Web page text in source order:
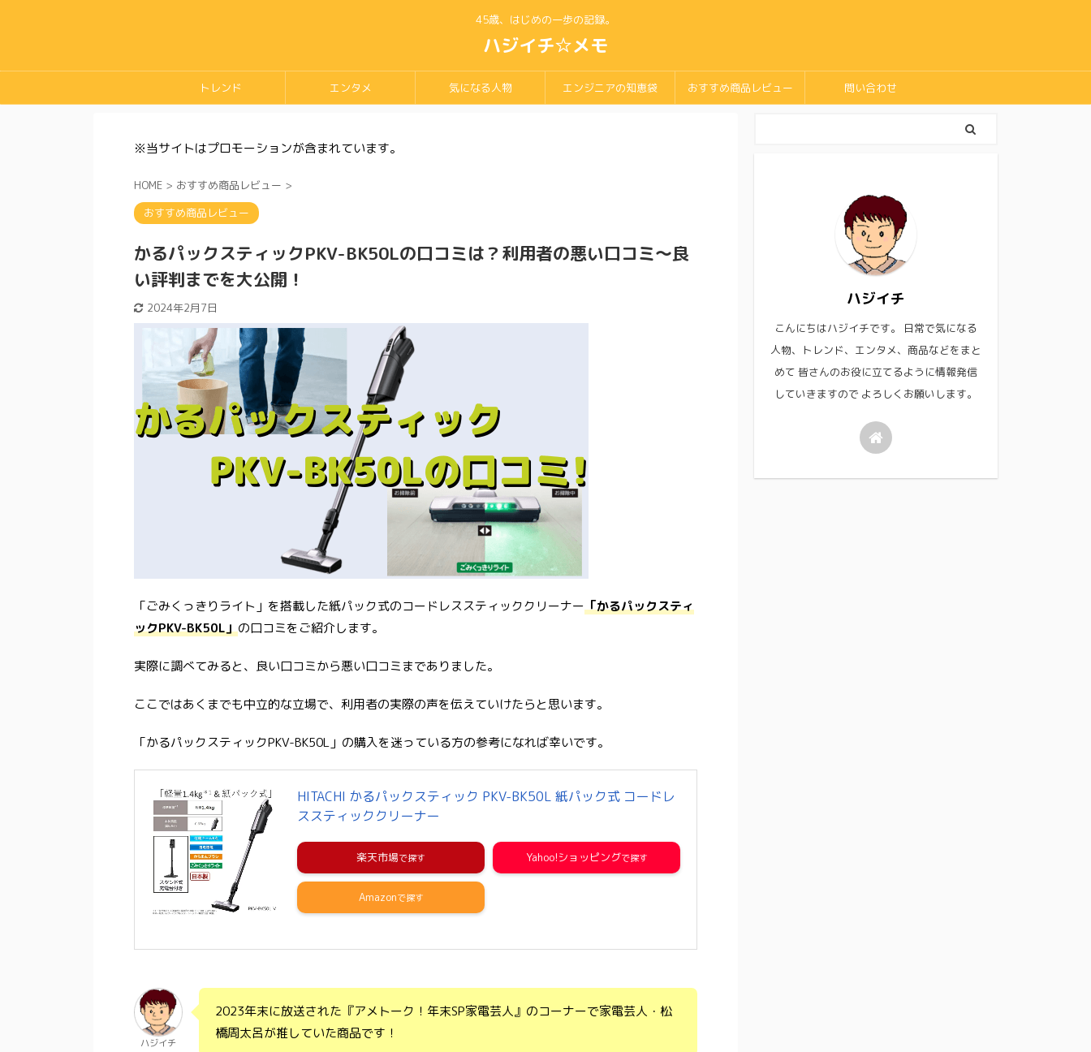
45歳、はじめの一歩の記録。
ハジイチ☆メモ
トレンド エンタメ 気になる人物 エンジニアの知恵袋 おすすめ商品レビュー 問い合わせ
※当サイトはプロモーションが含まれています。
HOME > おすすめ商品レビュー >
おすすめ商品レビュー
かるパックスティックPKV-BK50Lの口コミは？利用者の悪い口コミ～良
い評判までを大公開！
2024年2月7日
「ごみくっきりライト」を搭載した紙パック式のコードレススティッククリーナー「かるパックスティ
ックPKV-BK50L」の口コミをご紹介します。
実際に調べてみると、良い口コミから悪い口コミまでありました。
ここではあくまでも中立的な立場で、利用者の実際の声を伝えていけたらと思います。
「かるパックスティックPKV-BK50L」の購入を迷っている方の参考になれば幸いです。
HITACHI かるパックスティック PKV-BK50L 紙パック式 コードレ
ススティッククリーナー
楽天市場 Yahoo!ショッピング
Amazon
ハジイチ
2023年末に放送された『アメトーク！年末SP家電芸人』のコーナーで家電芸人・松
橋周太呂が推していた商品です！
ハジイチ
こんにちはハジイチです。 日常で気になる
人物、トレンド、エンタメ、商品などをまと
めて 皆さんのお役に立てるように情報発信
していきますので よろしくお願いします。